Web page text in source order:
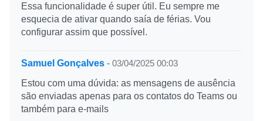
Essa funcionalidade é super útil. Eu sempre me
esquecia de ativar quando saía de férias. Vou
configurar assim que possível.
Samuel Gonçalves - 03/04/2025 00:03
Estou com uma dúvida: as mensagens de ausência
são enviadas apenas para os contatos do Teams ou
também para e-mails